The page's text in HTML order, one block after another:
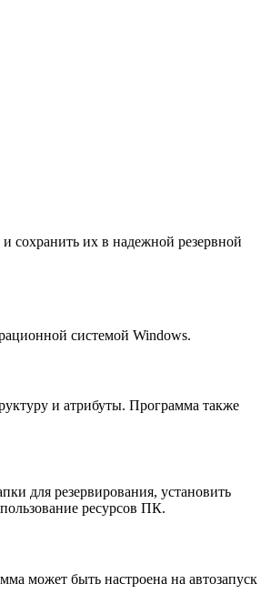
сохранить их в надежной резервной
системой Windows.
и атрибуты. Программа также
для резервирования, установить
ресурсов ПК.
может быть настроена на автозапуск